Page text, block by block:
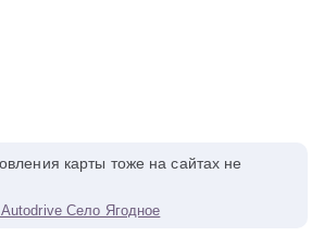
карты тоже на сайтах не
Село Ягодное